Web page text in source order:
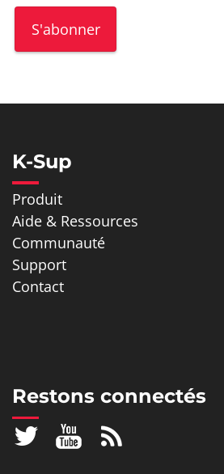
K-Sup
Produit
Aide & Ressources
Communauté
Support
Contact
Restons connectés